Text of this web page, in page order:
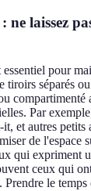
ne laissez
pour
tiroirs séparés
compartimenté
Par
et autres petits
de l'espace
qui expriment
ceux qui
Prendre le